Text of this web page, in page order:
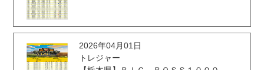
2026年04月01日
トレジャー